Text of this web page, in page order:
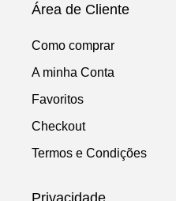
Área de Cliente
Como comprar
A minha Conta
Favoritos
Checkout
Termos e Condições
Privacidade